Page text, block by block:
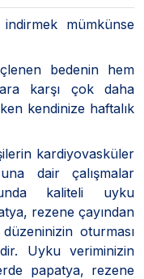
mümkünse
bedenin hem
karşı çok daha
kendinize haftalık
kardiyovasküler
dair çalışmalar
kaliteli uyku
rezene çayından
oturması
Uyku veriminizin
papatya, rezene